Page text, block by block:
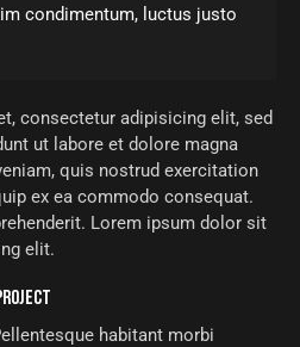
condimentum, luctus justo
consectetur adipisicing elit, sed
ut labore et dolore magna
quis nostrud exercitation
ex ea commodo consequat.
Lorem ipsum dolor sit
elit.
habitant morbi